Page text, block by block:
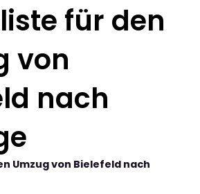
für den
von
nach
Umzug von Bielefeld nach